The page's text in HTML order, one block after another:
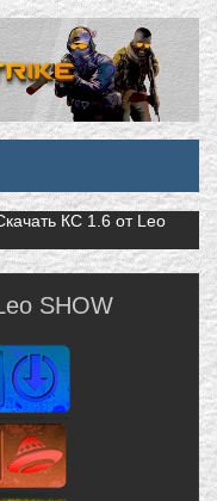
КС 1.6 от Leo
SHOW